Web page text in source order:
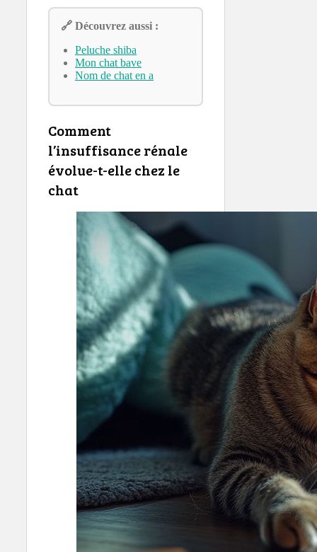
🔗 Découvrez aussi :
Peluche shiba
Mon chat bave
Nom de chat en a
Comment
l’insuffisance rénale
évolue-t-elle chez le
chat